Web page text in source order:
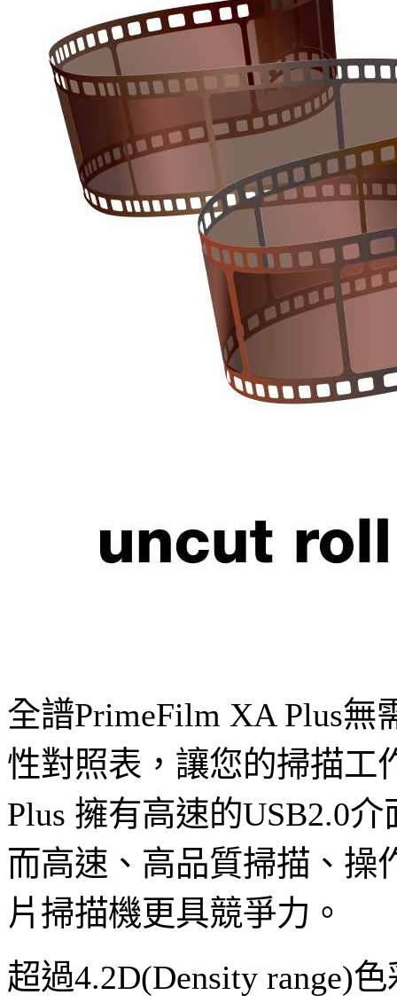
全譜PrimeFilm XA Plus
性對照表，讓您的掃描工
Plus 擁有高速的USB2.0
而高速、高品質掃描、操
片掃描機更具競爭力。
超過4.2D(Density range)